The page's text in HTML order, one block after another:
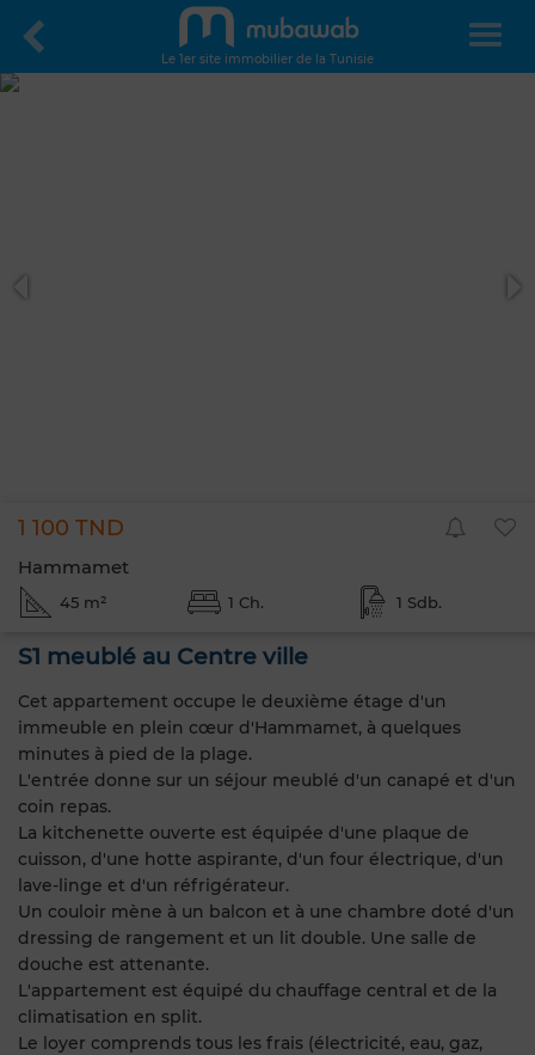
Le 1er site immobilier de la Tunisie
1 100 TND
Hammamet
45 m² 1 Ch. 1 Sdb.
S1 meublé au Centre ville
Cet appartement occupe le deuxième étage d'un
immeuble en plein cœur d'Hammamet, à quelques
minutes à pied de la plage.
L'entrée donne sur un séjour meublé d'un canapé et d'un
coin repas.
La kitchenette ouverte est équipée d'une plaque de
cuisson, d'une hotte aspirante, d'un four électrique, d'un
lave-linge et d'un réfrigérateur.
Un couloir mène à un balcon et à une chambre doté d'un
dressing de rangement et un lit double. Une salle de
douche est attenante.
L'appartement est équipé du chauffage central et de la
climatisation en split.
Le loyer comprends tous les frais (électricité, eau, gaz,